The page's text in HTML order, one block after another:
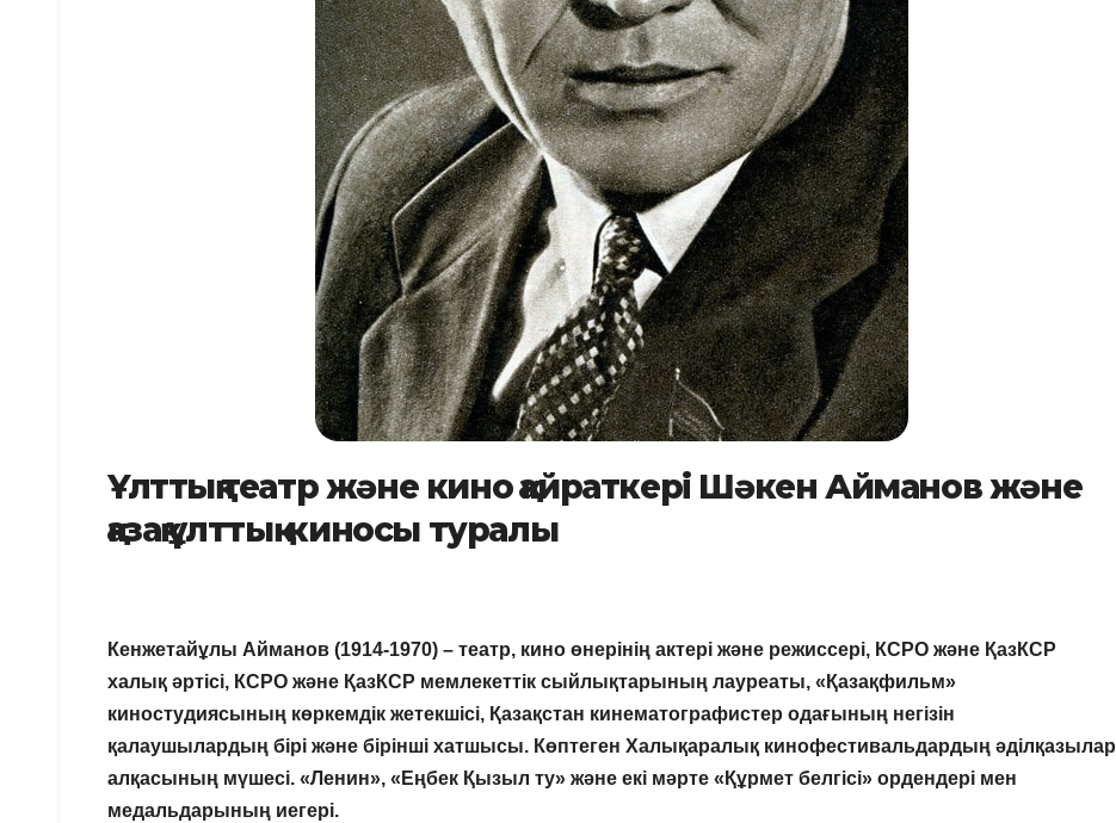
Ұлттық театр және кино қайраткері Шәкен Айманов және
қазақ ұлттық киносы туралы
Кенжетайұлы Айманов (1914-1970) – театр, кино өнерінің актері және режиссері, КСРО және ҚазКСР
халық әртісі, КСРО және ҚазКСР мемлекеттік сыйлықтарының лауреаты, «Қазақфильм»
киностудиясының көркемдік жетекшісі, Қазақстан кинематографистер одағының негізін
қалаушылардың бірі және бірінші хатшысы. Көптеген Халықаралық кинофестивальдардың әділқазылар
алқасының мүшесі. «Ленин», «Еңбек Қызыл ту» және екі мәрте «Құрмет белгісі» ордендері мен
медальдарының иегері.